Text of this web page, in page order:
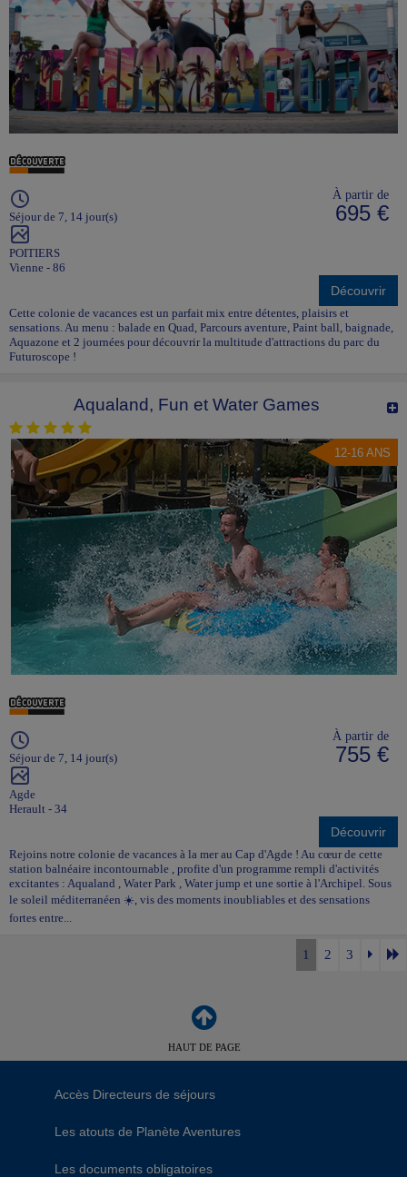
Séjour de 7, 14 jour(s)
POITIERS
Vienne - 86
À partir de
695 €
Découvrir
Cette colonie de vacances est un parfait mix entre détentes, plaisirs et
sensations. Au menu : balade en Quad, Parcours aventure, Paint ball, baignade,
Aquazone et 2 journées pour découvrir la multitude d'attractions du parc du
Futuroscope !
Aqualand, Fun et Water Games
12-16 ANS
Séjour de 7, 14 jour(s)
Agde
Herault - 34
À partir de
755 €
Découvrir
Rejoins notre colonie de vacances à la mer au Cap d'Agde ! Au cœur de cette
station balnéaire incontournable , profite d'un programme rempli d'activités
excitantes : Aqualand , Water Park , Water jump et une sortie à l'Archipel. Sous
le soleil méditerranéen ☀️, vis des moments inoubliables et des sensations
fortes entre...
1 2 3
HAUT DE PAGE
Accès Directeurs de séjours
Les atouts de Planète Aventures
Les documents obligatoires